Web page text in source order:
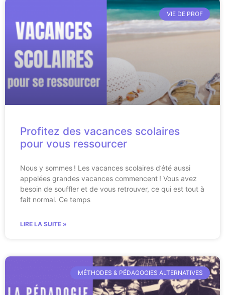
VIE DE PROF
Profitez des vacances scolaires
pour vous ressourcer
Nous y sommes ! Les vacances scolaires d’été aussi
appelées grandes vacances commencent ! Vous avez
besoin de souffler et de vous retrouver, ce qui est tout à
fait normal. Ce temps
LIRE LA SUITE »
MÉTHODES & PÉDAGOGIES ALTERNATIVES